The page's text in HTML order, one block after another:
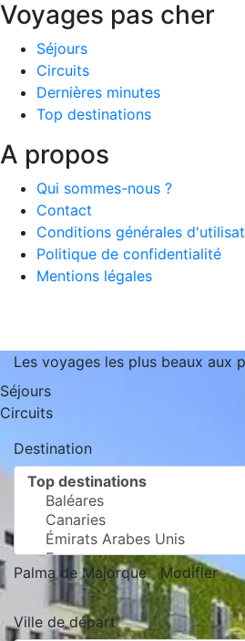
Voyages pas cher
Séjours
Circuits
Dernières minutes
Top destinations
A propos
Qui sommes-nous ?
Contact
Conditions générales
Politique de confidentialité
Mentions légales
Les voyages les plus beaux aux
Séjours
Circuits
Destination
Palma de Majorque Modifier
Ville de départ